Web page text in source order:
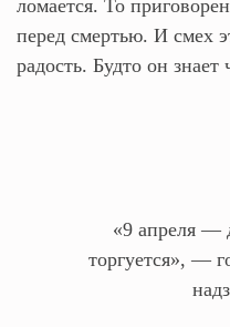
ломается. То
перед смертью. И смех
радость. Будто он
«9 апреля —
торгуется», —